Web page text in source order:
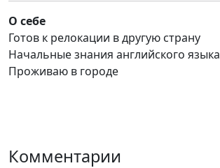
О себе
Готов к релокации в другую страну
Начальные знания английского языка
Проживаю в городе
Комментарии